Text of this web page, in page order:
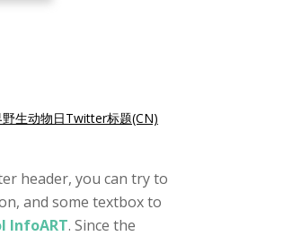
生动物日Twitter标题(CN)
header, you can try to
and some textbox to
InfoART. Since the